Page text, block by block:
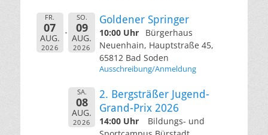
FR.
07
AUG.
2026
SO.
09
AUG.
2026
Goldener Springer
10:00 Uhr
Bürgerhaus
Neuenhain, Hauptstraße 45,
65812 Bad Soden
Ausschreibung/Anmeldung
SA.
08
AUG.
2026
2. Bergsträßer Jugend-
Grand-Prix 2026
14:00 Uhr
Bildungs- und